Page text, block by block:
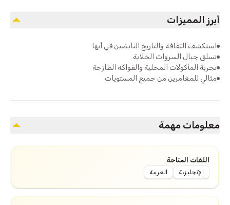
أبرز المميزات
استكشف الثقافة والتاريخ النابضين في أبها
تسلق جبال السروات الخلابة
تجربة المأكولات المحلية والفواكه الطازجة
مثالي للمغامرين من جميع المستويات
معلومات مهمة
اللغات المتاحة
الإنجليزية العربية